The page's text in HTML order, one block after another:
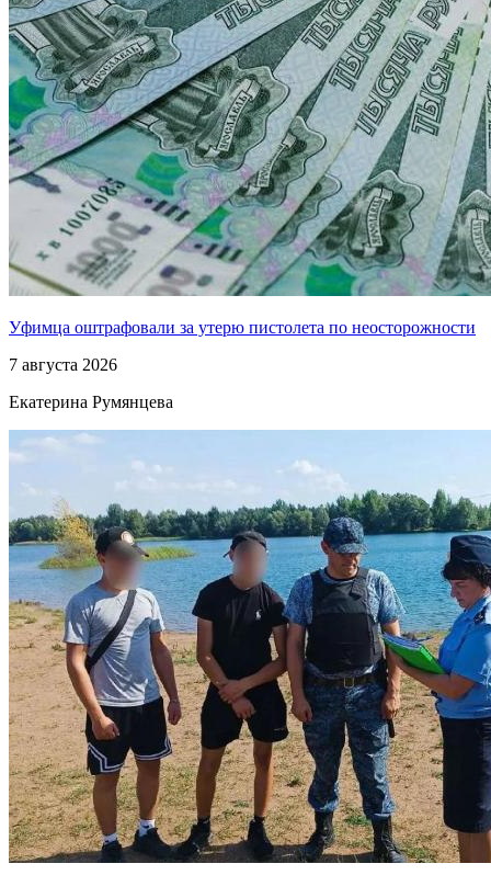
Уфимца оштрафовали за утерю пистолета по неосторожности
7 августа 2026
Екатерина Румянцева